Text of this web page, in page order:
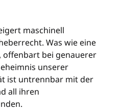
maschinell
Was wie eine
offenbart bei genauerer
unserer
ist untrennbar mit der
all ihren